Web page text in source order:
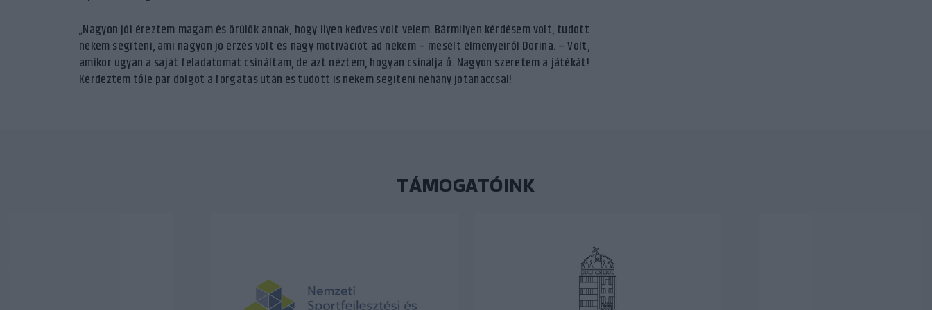
„Nagyon jól éreztem magam és örülök annak, hogy ilyen kedves volt velem. Bármilyen kérdésem volt, tudott
nekem segíteni, ami nagyon jó érzés volt és nagy motivációt ad nekem – mesélt élményeiről Dorina. – Volt,
amikor ugyan a saját feladatomat csináltam, de azt néztem, hogyan csinálja ő. Nagyon szeretem a játékát!
Kérdeztem tőle pár dolgot a forgatás után és tudott is nekem segíteni néhány jótanáccsal!
TÁMOGATÓINK